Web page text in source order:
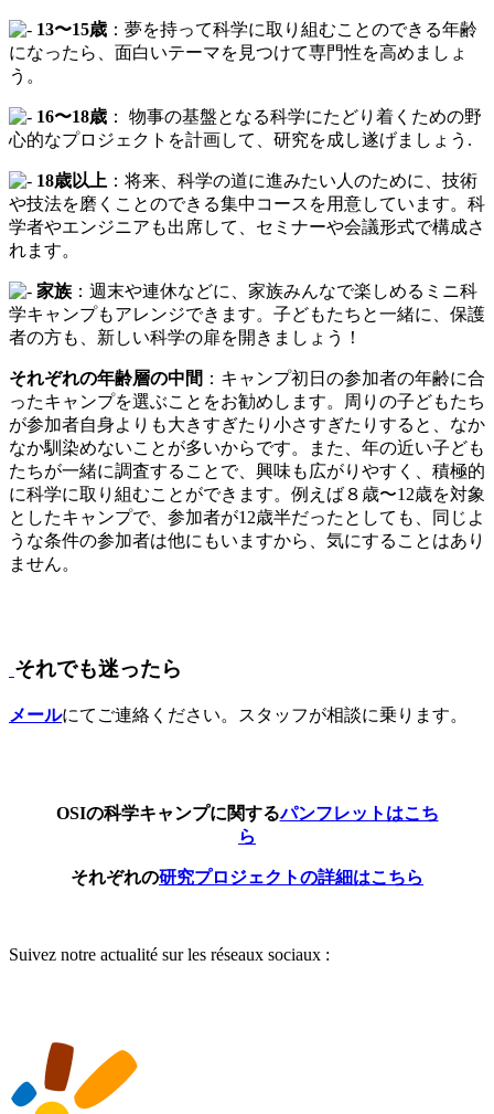
13〜15歳 ：夢を持って科学に取り組むことのできる年齢
になったら、面白いテーマを見つけて専門性を高めましょ
う。
16〜18歳 ： 物事の基盤となる科学にたどり着くための野
心的なプロジェクトを計画して、研究を成し遂げましょう.
18歳以上 ：将来、科学の道に進みたい人のために、技術
や技法を磨くことのできる集中コースを用意しています。科
学者やエンジニアも出席して、セミナーや会議形式で構成さ
れます。
家族 ：週末や連休などに、家族みんなで楽しめるミニ科
学キャンプもアレンジできます。子どもたちと一緒に、保護
者の方も、新しい科学の扉を開きましょう！
それぞれの年齢層の中間 ：キャンプ初日の参加者の年齢に合
ったキャンプを選ぶことをお勧めします。周りの子どもたち
が参加者自身よりも大きすぎたり小さすぎたりすると、なか
なか馴染めないことが多いからです。また、年の近い子ども
たちが一緒に調査することで、興味も広がりやすく、積極的
に科学に取り組むことができます。例えば８歳〜12歳を対象
としたキャンプで、参加者が12歳半だったとしても、同じよ
うな条件の参加者は他にもいますから、気にすることはあり
ません。
それでも迷ったら
メールにてご連絡ください。スタッフが相談に乗ります。
OSIの科学キャンプに関するパンフレットはこち
ら
それぞれの研究プロジェクトの詳細はこちら
Suivez notre actualité sur les réseaux sociaux :